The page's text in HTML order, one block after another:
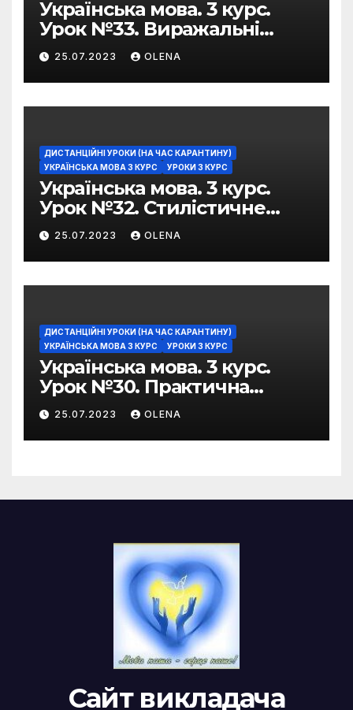
Українська мова. 3 курс.
Урок №33. Виражальні
можливості фразеологізмів
25.07.2023 OLENA
ДИСТАНЦІЙНІ УРОКИ (НА ЧАС КАРАНТИНУ)
УКРАЇНСЬКА МОВА 3 КУРС
УРОКИ 3 КУРС
Українська мова. 3 курс.
Урок №32. Стилістичне
забарвлення
фразеологізмів
25.07.2023 OLENA
ДИСТАНЦІЙНІ УРОКИ (НА ЧАС КАРАНТИНУ)
УКРАЇНСЬКА МОВА 3 КУРС
УРОКИ 3 КУРС
Українська мова. 3 курс.
Урок №30. Практична
риторика. Оцінювальні
жанри. Характеристика
25.07.2023 OLENA
Сайт викладача